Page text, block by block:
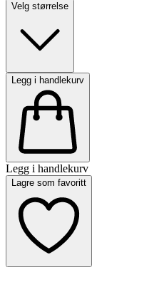
Velg størrelse
Legg i handlekurv
Legg i handlekurv
Lagre som favoritt